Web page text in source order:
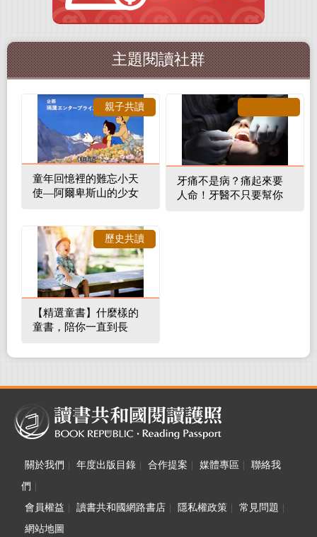
主題閱讀社群
童年回憶裡的難忘小天
使—阿爾卑斯山的少女
親子共讀
牙痛不是病？痛起來要
人命！牙醫不只要幫你
【精選童書】什麼樣的
童書，陪你一直到長
歷史共讀
關於我們 年度出版目錄 合作提案 媒體專區
聯絡我
們
會員權益
讀書共和國網路書店 隱私權政策 常見問題
網站地圖